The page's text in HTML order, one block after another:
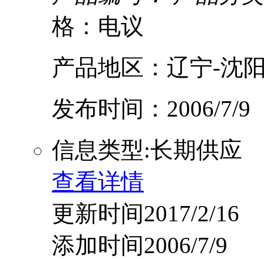
格：电议
产品地区：辽宁-沈
发布时间：2006/7/9
信息类型:长期供应
查看详情
更新时间2017/2/16
添加时间2006/7/9